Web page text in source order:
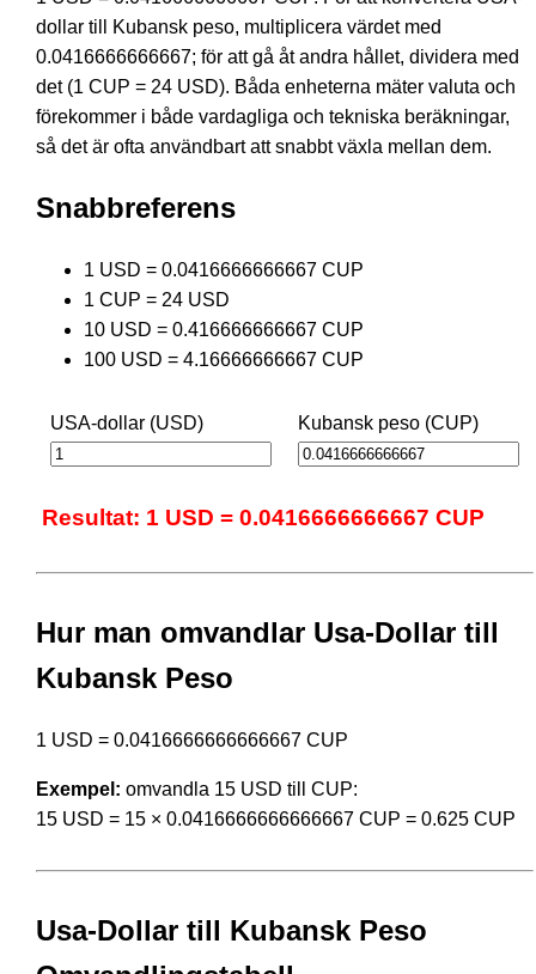
dollar till Kubansk peso, multiplicera värdet med
0.0416666666667; för att gå åt andra hållet, dividera med
det (1 CUP = 24 USD). Båda enheterna mäter valuta och
förekommer i både vardagliga och tekniska beräkningar,
så det är ofta användbart att snabbt växla mellan dem.
Snabbreferens
1 USD = 0.0416666666667 CUP
1 CUP = 24 USD
10 USD = 0.416666666667 CUP
100 USD = 4.16666666667 CUP
USA-dollar (USD) Kubansk peso (CUP)
Resultat: 1 USD = 0.0416666666667 CUP
Hur man omvandlar Usa-Dollar till
Kubansk Peso
1 USD = 0.0416666666666667 CUP
Exempel: omvandla 15 USD till CUP:
15 USD = 15 × 0.0416666666666667 CUP = 0.625 CUP
Usa-Dollar till Kubansk Peso